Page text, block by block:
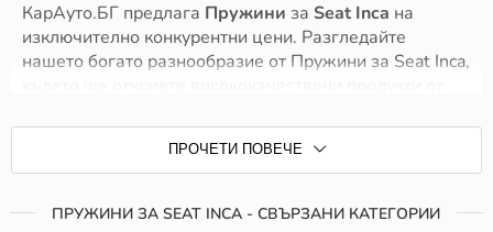
КарАуто.БГ предлага Пружини за Seat Inca на
изключително конкурентни цени. Разгледайте
нашето богато разнообразие от Пружини за Seat Inca,
производството на автомобилни части. Гарантираме
ви надеждност и увереност на пътя, независимо от
Сред марките, които предлагаме, ще намерите
ПРОЧЕТИ ПОВЕЧЕ
ПРУЖИНИ ЗА SEAT INCA - СВЪРЗАНИ КАТЕГОРИИ